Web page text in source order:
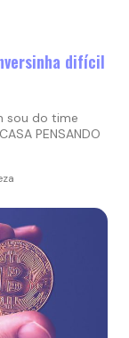
difícil
sou do time
PENSANDO